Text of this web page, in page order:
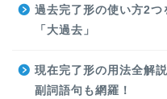
過去完了形の使い方2つ
「大過去」
現在完了形の用法全解
副詞語句も網羅！